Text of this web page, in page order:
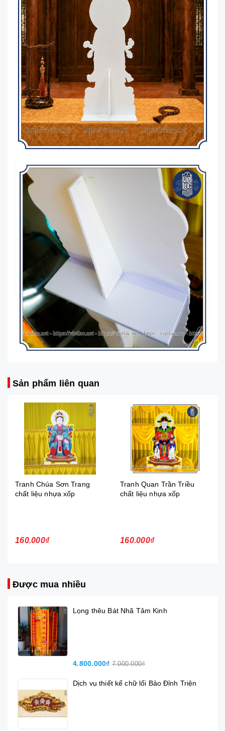
Sản phẩm liên quan
Tranh Chúa Sơn Trang
chất liệu nhựa xốp
160.000₫
Tranh Quan Trần Triều
chất liệu nhựa xốp
160.000₫
Được mua nhiều
Lọng thêu Bát Nhã Tâm Kinh
4.800.000₫ 7.000.000₫
Dịch vụ thiết kế chữ lối Bảo Đỉnh Triện